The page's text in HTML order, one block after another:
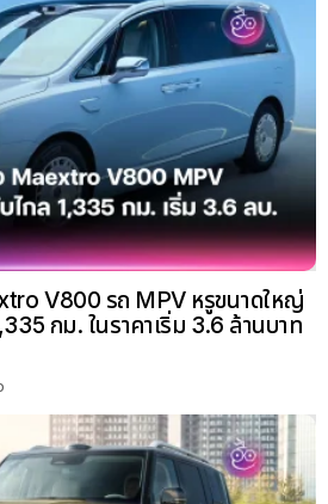
V800 รถ MPV หรูขนาดใหญ่
กม. ในราคาเริ่ม 3.6 ล้านบาท